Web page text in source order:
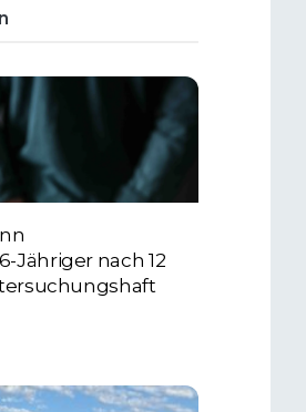
Jähriger nach 12